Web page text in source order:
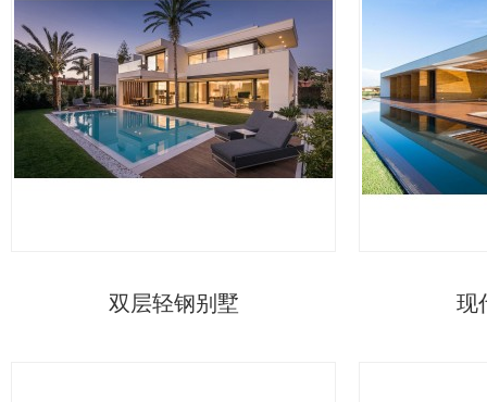
双层轻钢别墅 现